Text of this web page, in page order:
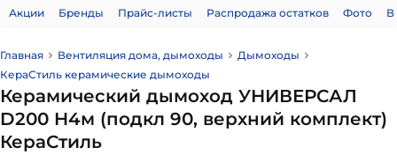
Акции Бренды Прайс-листы Распродажа остатков Фото
Главная Вентиляция дома, дымоходы
Дымоходы
КераСтиль керамические дымоходы
Керамический дымоход УНИВЕРСАЛ
D200 H4м (подкл 90, верхний комплект)
КераСтиль